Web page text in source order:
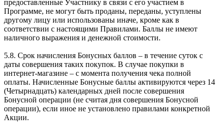
предоставленные Участнику в связи с его участием в
Программе, не могут быть проданы, переданы, уступлены
другому лицу или использованы иначе, кроме как в
соответствии с настоящими Правилами. Баллы не имеют
наличного выражения и денежной стоимости.
5.8. Срок начисления Бонусных баллов – в течение суток с
даты совершения таких покупок. В случае покупки в
интернет-магазине – с момента получения чека полной
оплаты. Начисленные Бонусные баллы активируются через 14
(Четырнадцать) календарных дней после совершения
Бонусной операции (не считая дня совершения Бонусной
операции), если иное не установлено правилами конкретной
Акции.